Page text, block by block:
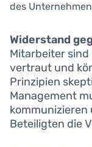
des
Widerstand
Mitarbeiter
vertraut und
Prinzipien
Management
kommunizieren
Beteiligten die